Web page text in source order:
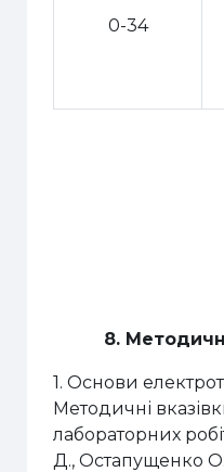
0-34
8.
1. Основи
Методичні
лабораторних
Д., Остапущенко